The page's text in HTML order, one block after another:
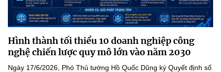
Hình thành tối thiểu 10 doanh nghiệp công
nghệ chiến lược quy mô lớn vào năm 2030
Ngày 17/6/2026, Phó Thủ tướng Hồ Quốc Dũng ký Quyết định số